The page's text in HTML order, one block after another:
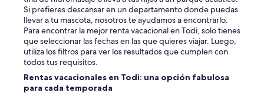
Si prefieres descansar en un departamento donde puedas
llevar a tu mascota, nosotros te ayudamos a encontrarlo.
Para encontrar la mejor renta vacacional en Todi, solo tienes
que seleccionar las fechas en las que quieres viajar. Luego,
utiliza los filtros para ver los resultados que cumplen con
todos tus requisitos.
Rentas vacacionales en Todi: una opción fabulosa
para cada temporada